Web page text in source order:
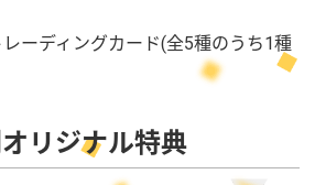
レーディングカード(全5種のうち1種
リジナル特典